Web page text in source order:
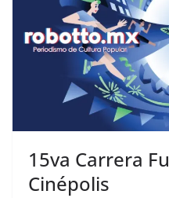
15va Carrera
Cinépolis